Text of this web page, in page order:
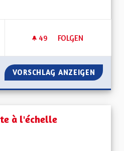
49 49 FOLLOWER
FOLGEN
UNE VRAIE
VORSCHLAG ANZEIGEN UNE
à l'échelle